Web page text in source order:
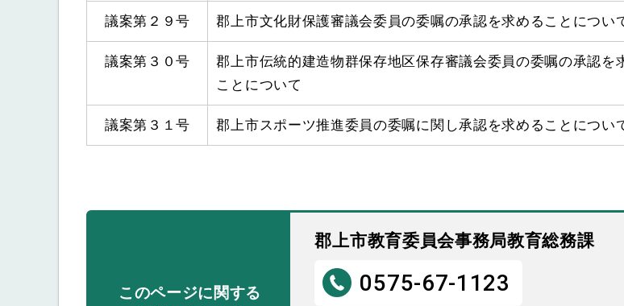
議案第２９号 郡上市文化財保護審議会委員の委嘱の承認を求めることについ
議案第３０号
郡上市伝統的建造物群保存地区保存審議会委員の委嘱の承認を
ことについて
議案第３１号 郡上市スポーツ推進委員の委嘱に関し承認を求めることについ
このページに関する
郡上市教育委員会事務局教育総務課
0575-67-1123